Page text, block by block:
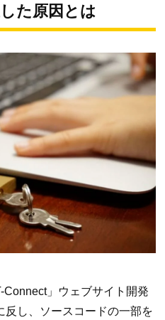
た原因とは
」ウェブサイト開発
し、ソースコードの一部を